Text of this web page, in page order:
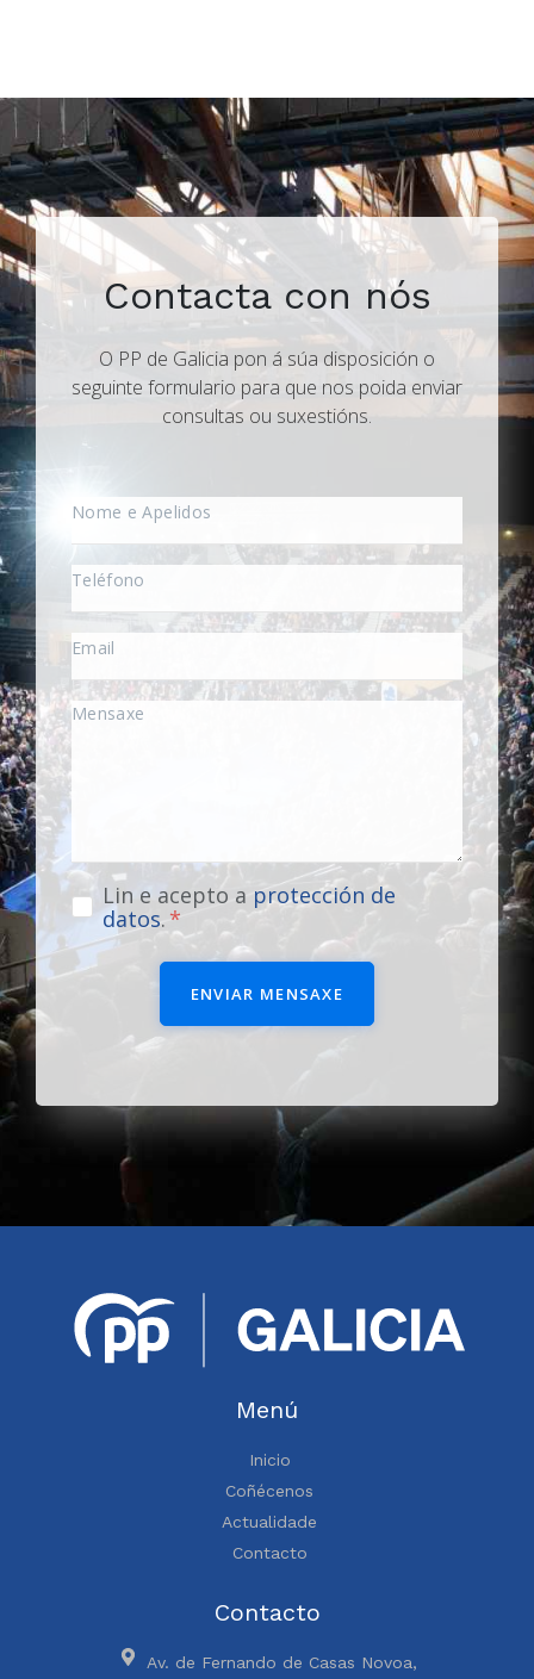
Contacta con nós
O PP de Galicia pon á súa disposición o
seguinte formulario para que nos poida enviar
consultas ou suxestións.
Lin e acepto a protección de
datos.
ENVIAR MENSAXE
Menú
Inicio
Coñécenos
Actualidade
Contacto
Contacto
Av. de Fernando de Casas Novoa,